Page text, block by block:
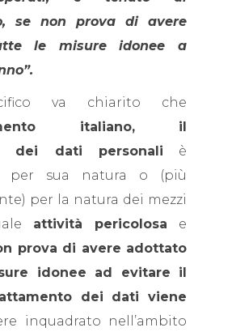
se non prova di avere
le misure idonee a
va chiarito che
italiano, il
dei dati personali è
per sua natura o (più
per la natura dei mezzi
attività pericolosa e
prova di avere adottato
idonee ad evitare il
dei dati viene
inquadrato nell’ambito